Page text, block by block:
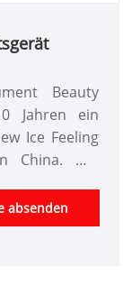
Beauty
Jahren ein
Ice Feeling
China. Wir
guten
an.
absenden